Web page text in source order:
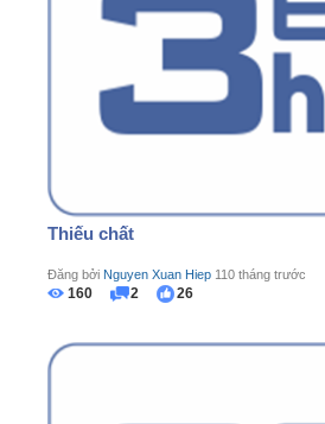
Thiếu chất
Đăng bởi Nguyen Xuan Hiep 110 tháng trước
160 2 26